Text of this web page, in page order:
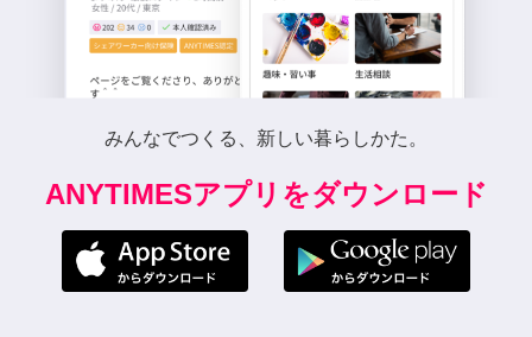
みんなでつくる、新しい暮らしかた。
ANYTIMESアプリをダウンロード